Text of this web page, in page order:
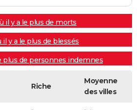
il y a le plus de morts
il y a le plus de blessés
plus de personnes indemnes
Riche
Moyenne
des villes